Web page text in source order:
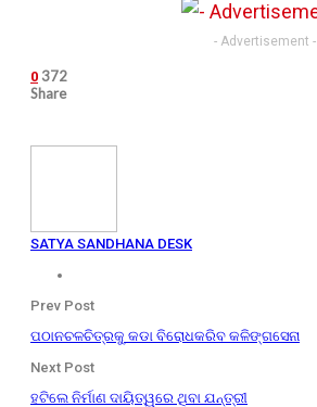
- Advertisement -
0 372
Share
SATYA SANDHANA DESK
Prev Post
ପଠାନଚଳଚିତ୍ରକୁ କଡା ବିରୋଧକରିବ କଳିଙ୍ଗସେନା
Next Post
ହଟିଲେ ନିର୍ମାଣ ଦାୟିତ୍ୱରେ ଥିବା ଯନ୍ତ୍ରୀ